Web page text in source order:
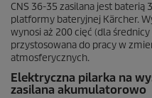
CNS 36-35 zasilana jest
platformy bateryjnej Kärcher.
wynosi aż 200 cięć (dla
przystosowana do pracy w
atmosferycznych.
Elektryczna pilarka na
zasilana akumulatorowo